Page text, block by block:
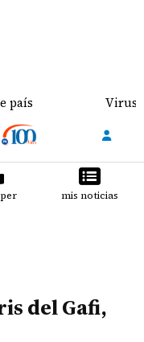
Virus sincitial
mis noticias
del Gafi,